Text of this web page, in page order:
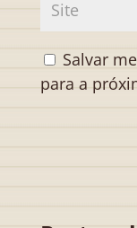
Salvar
para a